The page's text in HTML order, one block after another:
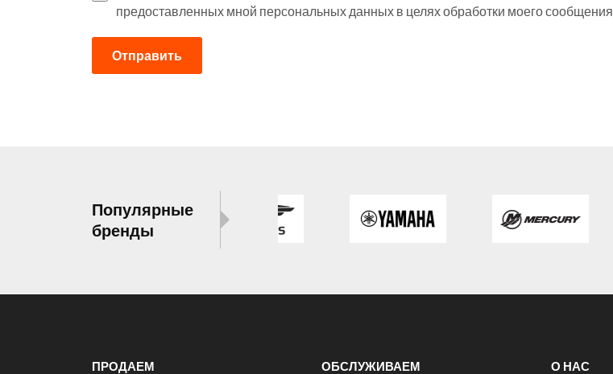
предоставленных мной персональных данных в целях обработки моего сообщения
Отправить
Популярные
бренды
ПРОДАЕМ ОБСЛУЖИВАЕМ О НАС